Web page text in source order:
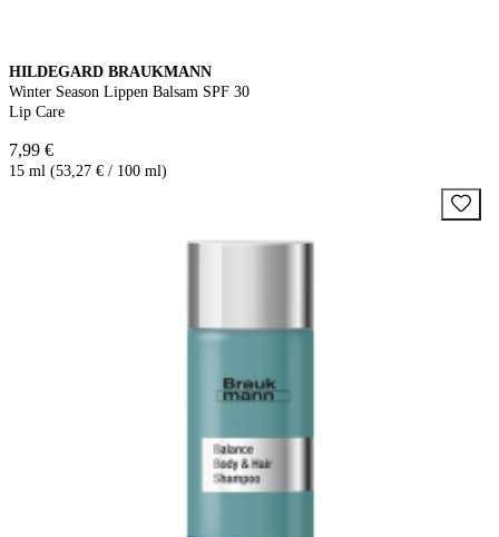
HILDEGARD BRAUKMANN
Winter Season Lippen Balsam SPF 30
Lip Care
7,99 €
15 ml (53,27 € / 100 ml)